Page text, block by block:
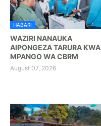
HABARI
WAZIRI NANAUKA
AIPONGEZA TARURA KWA
MPANGO WA CBRM
August 07, 2026